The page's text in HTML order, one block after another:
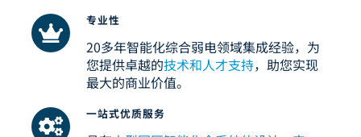
专业性
20多年智能化综合弱电领域集成经验，为
您提供卓越的技术和人才支持，助您实现
最大的商业价值。
一站式优质服务